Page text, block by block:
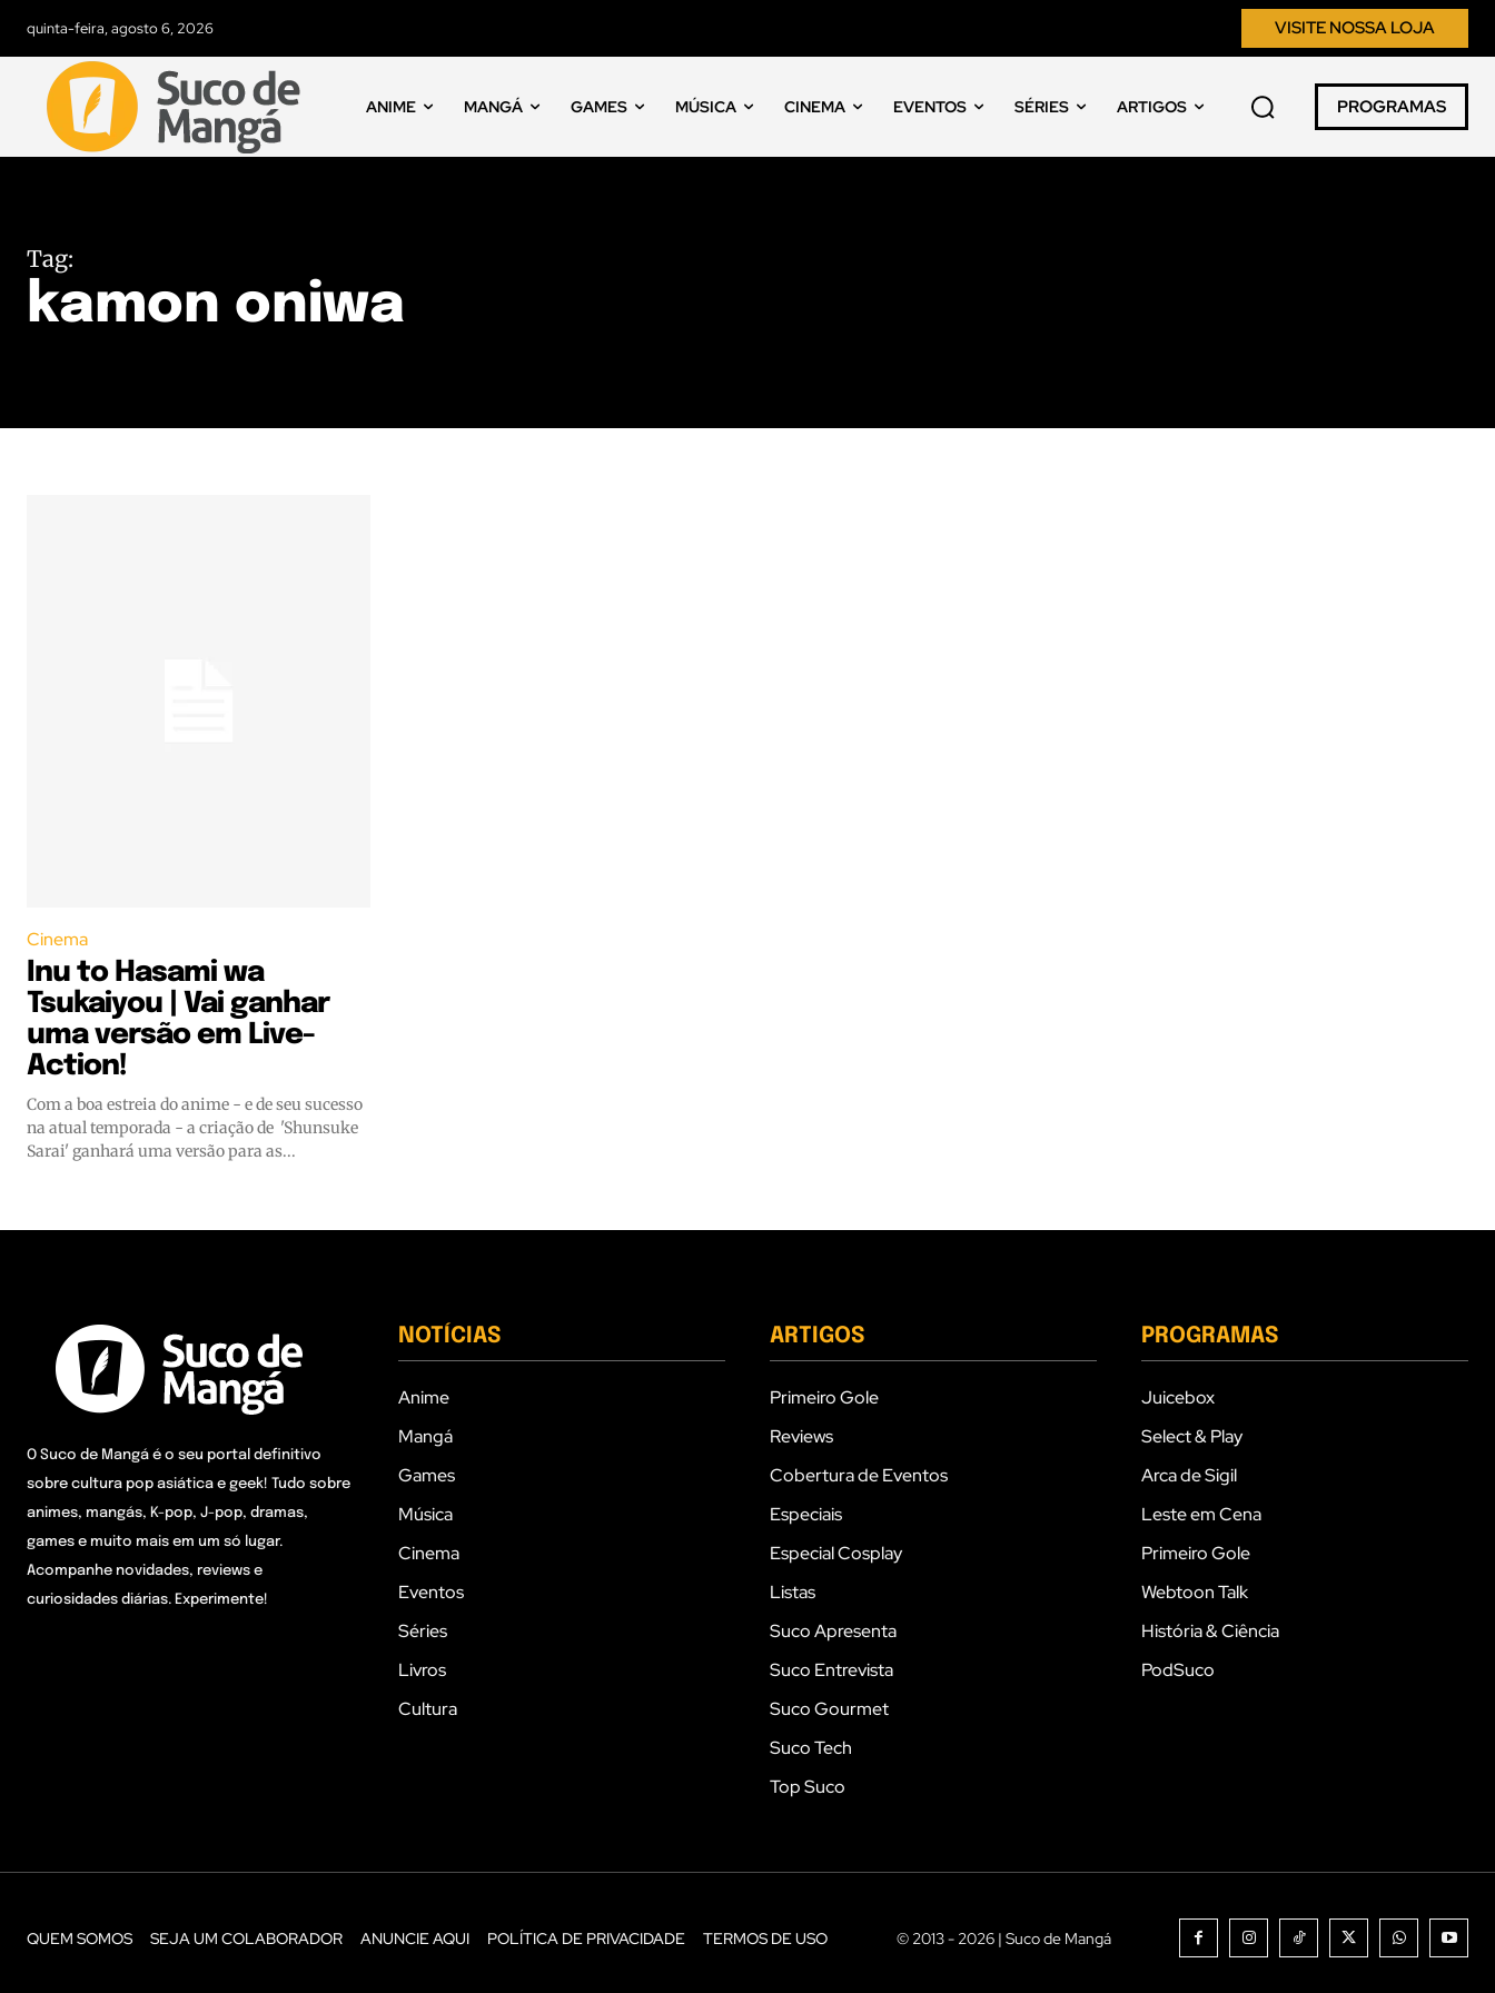
quinta-feira, agosto 6, 2026 VISITE NOSSA LOJA
ANIME MANGÁ GAMES MÚSICA CINEMA EVENTOS SÉRIES ARTIGOS PROGRAMAS
Tag:
kamon oniwa
Cinema
Inu to Hasami wa
Tsukaiyou | Vai ganhar
uma versão em Live-
Action!
Com a boa estreia do anime - e de seu sucesso
na atual temporada - a criação de 'Shunsuke
Sarai' ganhará uma versão para as...
O Suco de Mangá é o seu portal definitivo
sobre cultura pop asiática e geek! Tudo sobre
animes, mangás, K-pop, J-pop, dramas,
games e muito mais em um só lugar.
Acompanhe novidades, reviews e
curiosidades diárias. Experimente!
NOTÍCIAS
Anime
Mangá
Games
Música
Cinema
Eventos
Séries
Livros
Cultura
ARTIGOS
Primeiro Gole
Reviews
Cobertura de Eventos
Especiais
Especial Cosplay
Listas
Suco Apresenta
Suco Entrevista
Suco Gourmet
Suco Tech
Top Suco
PROGRAMAS
Juicebox
Select & Play
Arca de Sigil
Leste em Cena
Primeiro Gole
Webtoon Talk
História & Ciência
PodSuco
QUEM SOMOS SEJA UM COLABORADOR ANUNCIE AQUI POLÍTICA DE PRIVACIDADE TERMOS DE USO © 2013 - 2026 | Suco de Mangá